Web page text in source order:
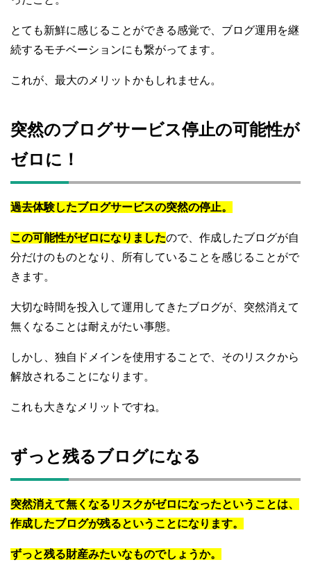
とても新鮮に感じることができる感覚で、ブログ運用を継
続するモチベーションにも繋がってます。
これが、最大のメリットかもしれません。
突然のブログサービス停止の可能性が
ゼロに！
過去体験したブログサービスの突然の停止。
この可能性がゼロになりましたので、作成したブログが自
分だけのものとなり、所有していることを感じることがで
きます。
大切な時間を投入して運用してきたブログが、突然消えて
無くなることは耐えがたい事態。
しかし、独自ドメインを使用することで、そのリスクから
解放されることになります。
これも大きなメリットですね。
ずっと残るブログになる
突然消えて無くなるリスクがゼロになったということは、
作成したブログが残るということになります。
ずっと残る財産みたいなものでしょうか。